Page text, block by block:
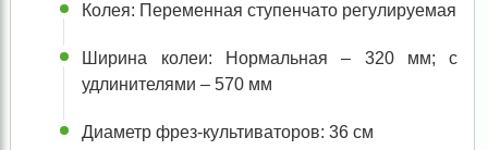
Колея: Переменная ступенчато регулируемая
Ширина колеи: Нормальная – 320 мм; с
удлинителями – 570 мм
Диаметр фрез-культиваторов: 36 см